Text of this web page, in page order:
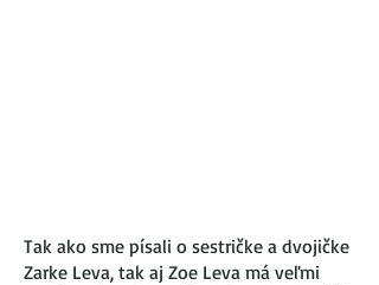
Tak ako sme písali o sestričke a dvojičke
Zarke Leva, tak aj Zoe Leva má veľmi